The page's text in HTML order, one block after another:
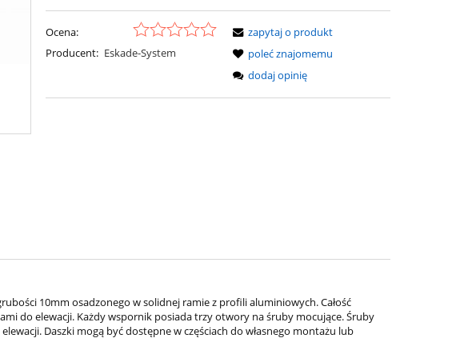
Ocena:
Producent: Eskade-System
zapytaj o produkt
poleć znajomemu
dodaj opinię
10mm osadzonego w solidnej ramie z profili aluminiowych. Całość
do elewacji. Każdy wspornik posiada trzy otwory na śruby mocujące. Śruby
Daszki mogą być dostępne w częściach do własnego montażu lub